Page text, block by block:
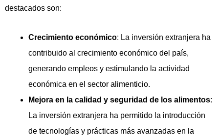
destacados son:
Crecimiento económico: La inversión extranjera ha
contribuido al crecimiento económico del país,
generando empleos y estimulando la actividad
económica en el sector alimenticio.
Mejora en la calidad y seguridad de los alimentos:
La inversión extranjera ha permitido la introducción
de tecnologías y prácticas más avanzadas en la